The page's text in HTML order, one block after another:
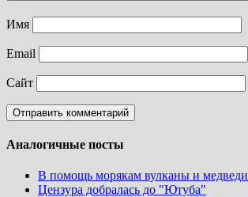
Имя
Email
Сайт
Аналогичные посты
В помощь морякам вулканы и медведи
Цензура добралась до "Ютуба"